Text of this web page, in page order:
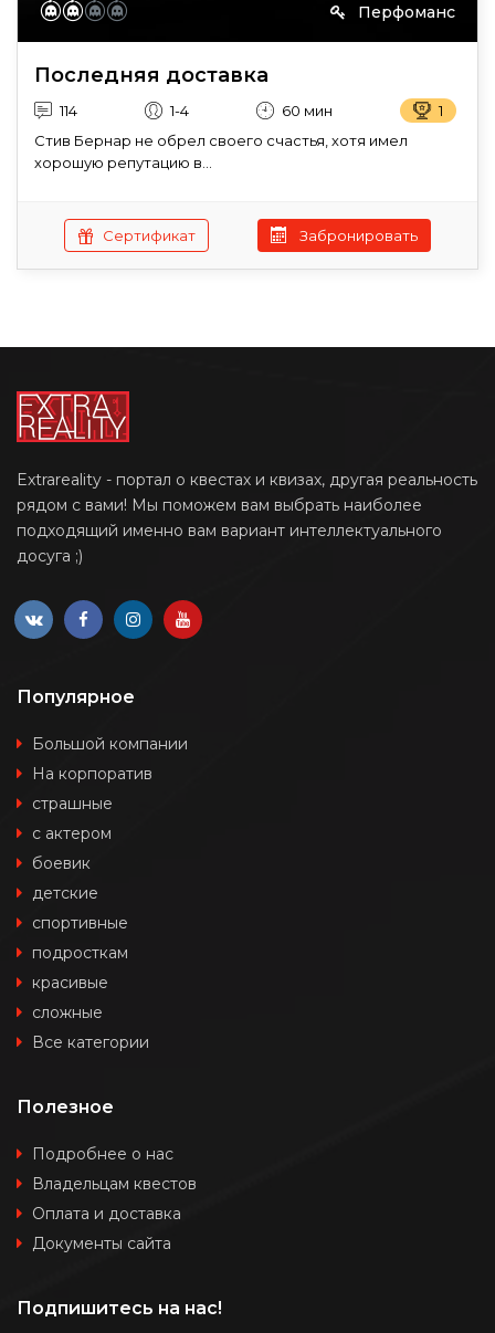
Перфоманс
Последняя доставка
114 1-4 60 мин
1
Стив Бернар не обрел своего счастья, хотя имел
хорошую репутацию в...
Сертификат Забронировать
Extrareality - портал о квестах и квизах, другая реальность
рядом с вами! Мы поможем вам выбрать наиболее
подходящий именно вам вариант интеллектуального
досуга ;)
Популярное
Большой компании
На корпоратив
страшные
с актером
боевик
детские
спортивные
подросткам
красивые
сложные
Все категории
Полезное
Подробнее о нас
Владельцам квестов
Оплата и доставка
Документы сайта
Подпишитесь на нас!